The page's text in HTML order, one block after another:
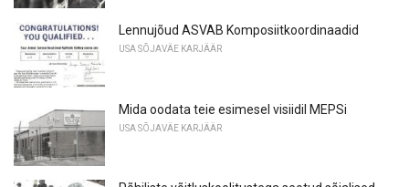
Lennujõud ASVAB Komposiitkoordinaadid
USA SÕJAVÄE KARJÄÄR
Mida oodata teie esimesel visiidil MEPSi
USA SÕJAVÄE KARJÄÄR